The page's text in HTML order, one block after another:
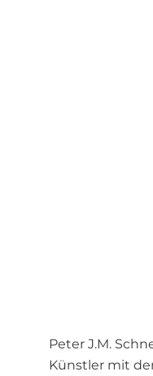
Peter J.M.
Künstler mit